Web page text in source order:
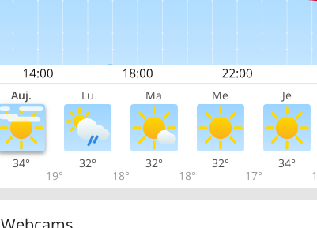
Auj. Lu Ma Me Je
34°
19°
32°
18°
32°
18°
32°
17°
34°